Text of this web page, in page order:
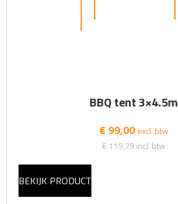
BBQ tent 3×4.5m
€ 99,00 excl. btw
€ 119,79 incl. btw
BEKIJK PRODUCT